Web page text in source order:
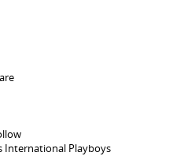
International Playboys